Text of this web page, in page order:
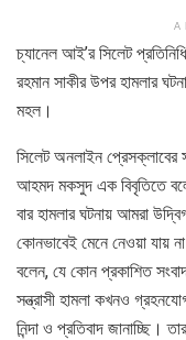
চ্যানেল আই’র সিলেট
রহমান সাকীর উপর হামলার
মহল।
সিলেট অনলাইন
আহমদ মকসুদ এক বিবৃতিতে
বার হামলার ঘটনায় আমরা
কোনভাবেই মেনে নেওয়া যায়
বলেন, যে কোন প্রকাশিত
সন্ত্রাসী হামলা কখনও
নিন্দা ও প্রতিবাদ